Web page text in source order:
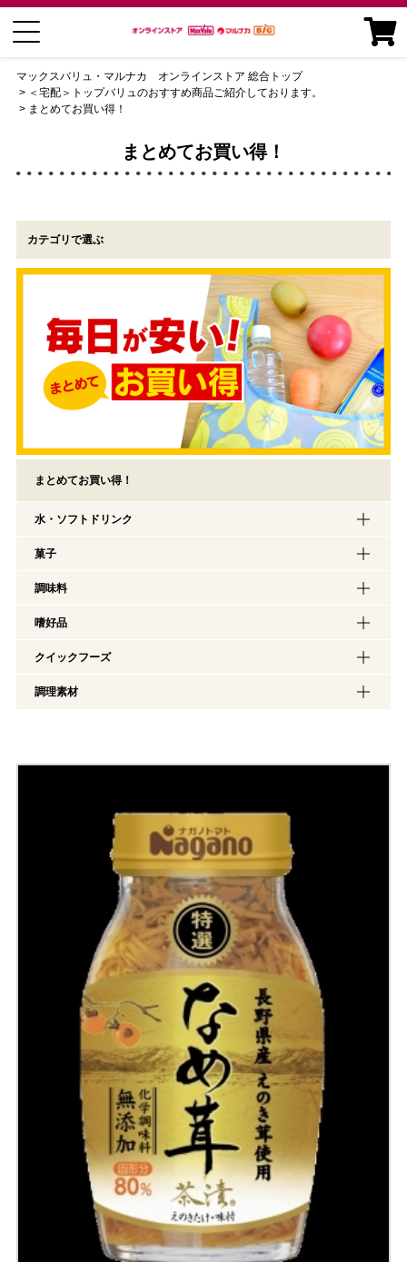
マックスバリュ・マルナカ オンラインストア 総合トップ
＜宅配＞トップバリュのおすすめ商品ご紹介しております。
まとめてお買い得！
まとめてお買い得！
カテゴリで選ぶ
まとめてお買い得！
水・ソフトドリンク
菓子
調味料
嗜好品
クイックフーズ
調理素材